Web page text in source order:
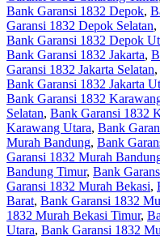
Bank Garansi 1832 Depok,
Garansi 1832 Depok Selatan,
Bank Garansi 1832 Depok
Bank Garansi 1832 Jakarta,
Garansi 1832 Jakarta Selatan,
Bank Garansi 1832 Jakarta
Bank Garansi 1832
Selatan, Bank Garansi 1832
Karawang Utara, Bank
Murah Bandung, Bank
Garansi 1832 Murah
Bandung Timur, Bank
Garansi 1832 Murah Bekasi,
Barat, Bank Garansi 1832
1832 Murah Bekasi Timur,
Utara, Bank Garansi 1832